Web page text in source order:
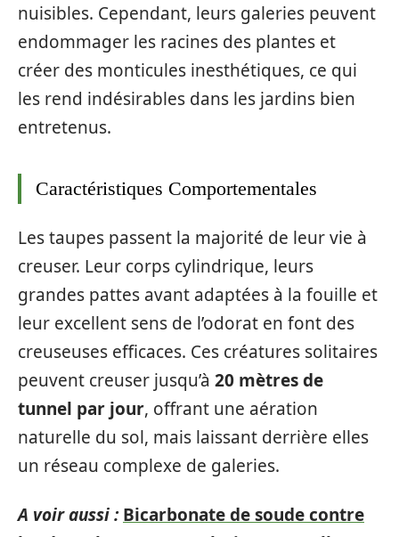
nuisibles. Cependant, leurs galeries peuvent
endommager les racines des plantes et
créer des monticules inesthétiques, ce qui
les rend indésirables dans les jardins bien
entretenus.
Caractéristiques Comportementales
Les taupes passent la majorité de leur vie à
creuser. Leur corps cylindrique, leurs
grandes pattes avant adaptées à la fouille et
leur excellent sens de l’odorat en font des
creuseuses efficaces. Ces créatures solitaires
peuvent creuser jusqu’à 20 mètres de
tunnel par jour, offrant une aération
naturelle du sol, mais laissant derrière elles
un réseau complexe de galeries.
A voir aussi : Bicarbonate de soude contre